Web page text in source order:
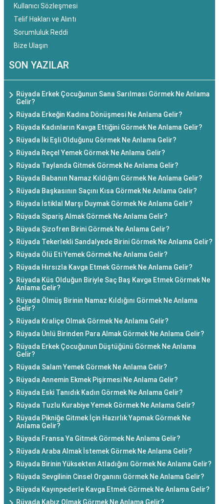
Kullanıcı Sözleşmesi
Telif Hakları ve Alıntı
Sorumluluk Reddi
Bize Ulaşın
SON YAZILAR
Rüyada Erkek Çocuğunun Sana Sarılması Görmek Ne Anlama
Gelir?
Rüyada Erkeğin Kadına Dönüşmesi Ne Anlama Gelir?
Rüyada Kadınların Kavga Ettiğini Görmek Ne Anlama Gelir?
Rüyada İki Eşli Olduğunu Görmek Ne Anlama Gelir?
Rüyada Reçel Yemek Görmek Ne Anlama Gelir?
Rüyada Taylanda Gitmek Görmek Ne Anlama Gelir?
Rüyada Babanın Namaz Kıldığını Görmek Ne Anlama Gelir?
Rüyada Başkasının Saçını Kısa Görmek Ne Anlama Gelir?
Rüyada İstiklal Marşı Duymak Görmek Ne Anlama Gelir?
Rüyada Sipariş Almak Görmek Ne Anlama Gelir?
Rüyada Şizofren Birini Görmek Ne Anlama Gelir?
Rüyada Tekerlekli Sandalyede Birini Görmek Ne Anlama Gelir?
Rüyada Ölü Eti Yemek Görmek Ne Anlama Gelir?
Rüyada Hırsızla Kavga Etmek Görmek Ne Anlama Gelir?
Rüyada Küs Olduğun Biriyle Saç Baş Kavga Etmek Görmek Ne
Anlama Gelir?
Rüyada Ölmüş Birinin Namaz Kıldığını Görmek Ne Anlama
Gelir?
Rüyada Kraliçe Olmak Görmek Ne Anlama Gelir?
Rüyada Ünlü Birinden Para Almak Görmek Ne Anlama Gelir?
Rüyada Erkek Çocuğunun Düştüğünü Görmek Ne Anlama
Gelir?
Rüyada Salam Yemek Görmek Ne Anlama Gelir?
Rüyada Annemin Ekmek Pişirmesi Ne Anlama Gelir?
Rüyada Eski Tanıdık Kadın Görmek Ne Anlama Gelir?
Rüyada Tuzlu Kurabiye Yemek Görmek Ne Anlama Gelir?
Rüyada Pikniğe Gitmek İçin Hazırlık Yapmak Görmek Ne
Anlama Gelir?
Rüyada Fransa Ya Gitmek Görmek Ne Anlama Gelir?
Rüyada Araba Almak İstemek Görmek Ne Anlama Gelir?
Rüyada Birinin Yüksekten Atladığını Görmek Ne Anlama Gelir?
Rüyada Sevgilinin Cinsel Organını Görmek Ne Anlama Gelir?
Rüyada Kayınpederle Kavga Etmek Görmek Ne Anlama Gelir?
Rüyada Kabız Olmak Görmek Ne Anlama Gelir?